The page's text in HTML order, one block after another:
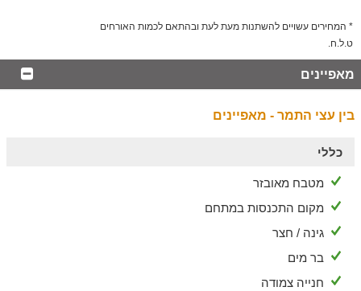
טבע, אקסטרים ונוף מדברי מרהיב
מגוון רחב של אפשרויות הנמצאות במרחק נסיעה נוח מהמתחם:
טיולי ג'יפים וטרקטורונים לחובבי האקסטרים, מסלולי הליכה ורכיבה
* המחירים עשויים להשתנות מעת לעת ובהתאם לכמות האורחים
ט.ל.ח.
מאפיינים
בין עצי התמר - מאפיינים
כללי
מטבח מאובזר
מקום התכנסות במתחם
גינה / חצר
בר מים
חנייה צמודה